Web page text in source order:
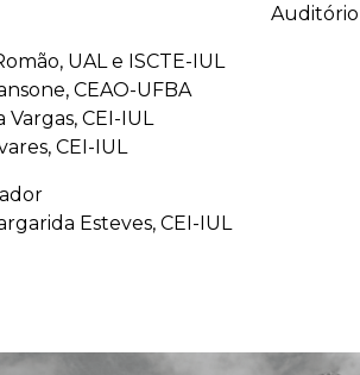
Auditório
UAL e ISCTE-IUL
CEAO-UFBA
Vargas, CEI-IUL
CEI-IUL
Esteves, CEI-IUL